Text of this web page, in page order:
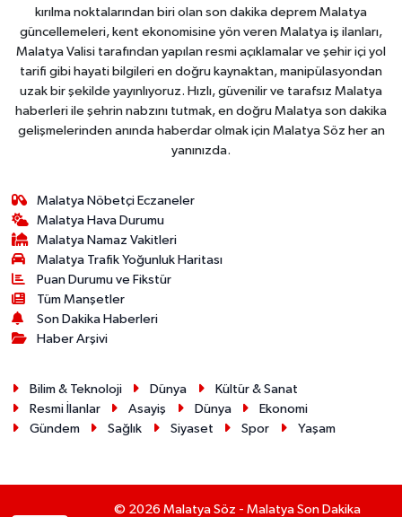
kırılma noktalarından biri olan son dakika deprem Malatya
güncellemeleri, kent ekonomisine yön veren Malatya iş ilanları,
Malatya Valisi tarafından yapılan resmi açıklamalar ve şehir içi yol
tarifi gibi hayati bilgileri en doğru kaynaktan, manipülasyondan
uzak bir şekilde yayınlıyoruz. Hızlı, güvenilir ve tarafsız Malatya
haberleri ile şehrin nabzını tutmak, en doğru Malatya son dakika
gelişmelerinden anında haberdar olmak için Malatya Söz her an
yanınızda.
Malatya Nöbetçi Eczaneler
Malatya Hava Durumu
Malatya Namaz Vakitleri
Malatya Trafik Yoğunluk Haritası
Puan Durumu ve Fikstür
Tüm Manşetler
Son Dakika Haberleri
Haber Arşivi
Bilim & Teknoloji Dünya
Kültür & Sanat
Resmi İlanlar
Asayiş Dünya
Ekonomi
Gündem
Sağlık Siyaset Spor Yaşam
© 2026 Malatya Söz - Malatya Son Dakika